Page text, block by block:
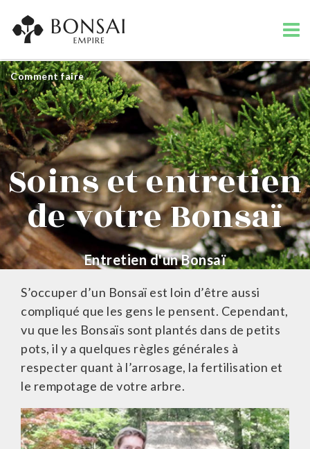
Comment faire
Soins et entretien
de votre Bonsaï
Entretien d'un Bonsaï
S’occuper d’un Bonsaï est loin d’être aussi
compliqué que les gens le pensent. Cependant,
vu que les Bonsaïs sont plantés dans de petits
pots, il y a quelques règles générales à
respecter quant à l’arrosage, la fertilisation et
le rempotage de votre arbre.